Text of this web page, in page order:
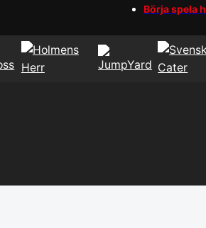
Börja spela